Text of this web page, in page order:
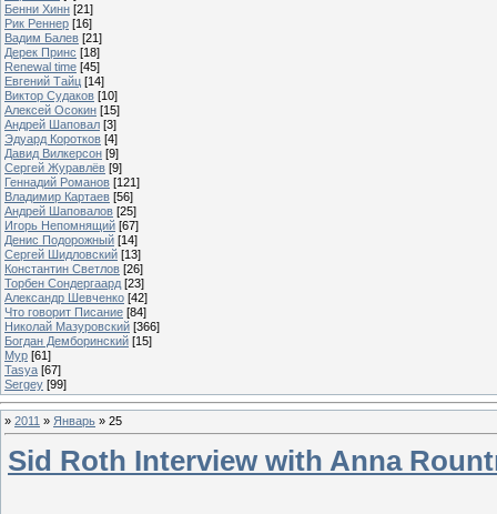
Бенни Хинн [21]
Рик Реннер [16]
Вадим Балев [21]
Дерек Принс [18]
Renewal time [45]
Евгений Тайц [14]
Виктор Судаков [10]
Алексей Осокин [15]
Андрей Шаповал [3]
Эдуард Коротков [4]
Давид Вилкерсон [9]
Сергей Журавлёв [9]
Геннадий Романов [121]
Владимир Картаев [56]
Андрей Шаповалов [25]
Игорь Непомнящий [67]
Денис Подорожный [14]
Сергей Шидловский [13]
Константин Светлов [26]
Торбен Сондергаард [23]
Александр Шевченко [42]
Что говорит Писание [84]
Николай Мазуровский [366]
Богдан Демборинский [15]
Мур [61]
Tasya [67]
Sergey [99]
» 2011 » Январь » 25
Sid Roth Interview with Anna